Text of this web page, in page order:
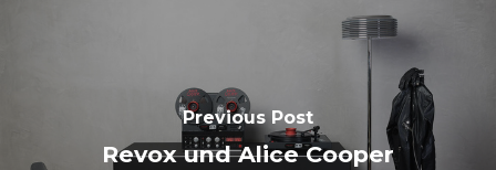
Previous Post
Revox und Alice Cooper